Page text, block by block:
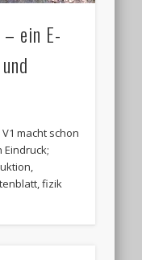
– ein E-
V1 macht schon
fizik